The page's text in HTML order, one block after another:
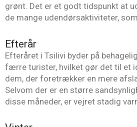
grønt. Det er et godt tidspunkt at
de mange udendørsaktiviteter,
Efterår
Efteråret i Tsilivi byder på
færre turister, hvilket gør det til et
dem, der foretrækker en mere
Selvom der er en større
disse måneder, er vejret stadig